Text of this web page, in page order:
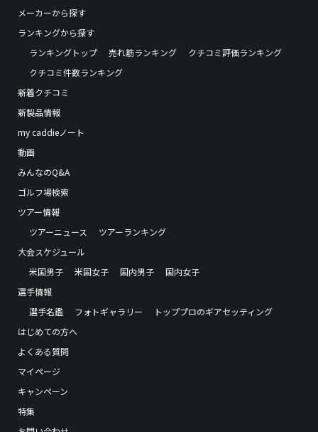
メーカーから探す
ランキングから探す
ランキングトップ
売れ筋ランキング
クチコミ評価ランキング
クチコミ件数ランキング
新着クチコミ
新製品情報
my caddieノート
動画
みんなのQ&A
ゴルフ場検索
ツアー情報
ツアーニュース
ツアーランキング
大会スケジュール
米国男子
米国女子 国内男子
国内女子
選手情報
選手名鑑
フォトギャラリー
トッププロのギアセッティング
はじめての方へ
よくある質問
マイページ
キャンペーン
特集